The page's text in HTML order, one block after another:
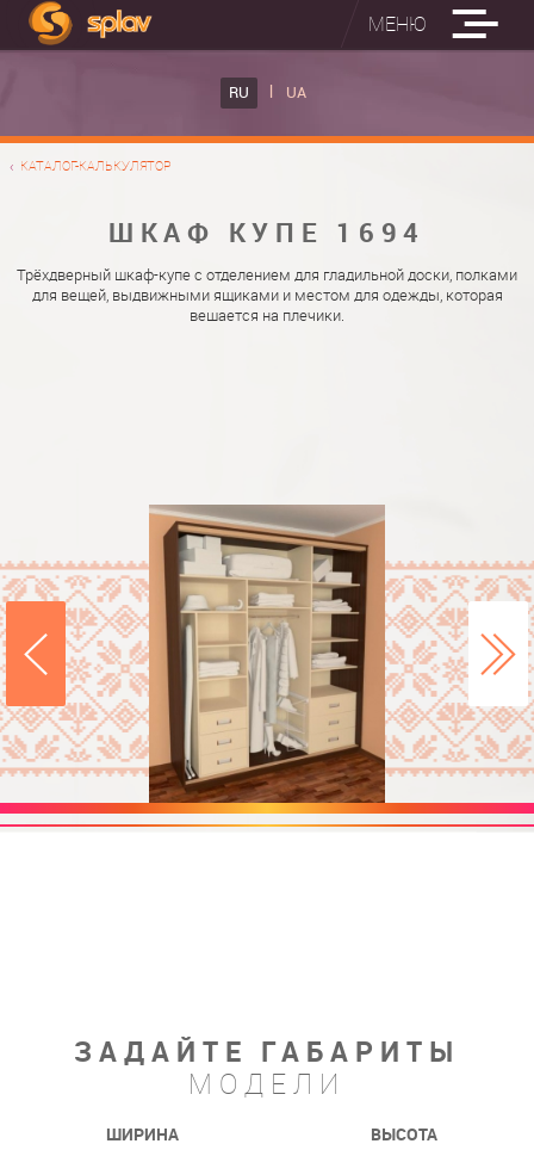
МЕНЮ
RU UA
КАТАЛОГ-КАЛЬКУЛЯТОР
ШКАФ КУПЕ 1694
Трёхдверный шкаф-купе с отделением для гладильной доски, полками
для вещей, выдвижными ящиками и местом для одежды, которая
вешается на плечики.
ЗАДАЙТЕ ГАБАРИТЫ
МОДЕЛИ
ШИРИНА
ВЫСОТА
ВСТРОЕННЫЕ ГЛАДИЛЬНЫЕ ДОСКИ
НАСТЕННАЯ ГЛАДИЛЬНАЯ ДОСКА "РУСАЛКА"
ФОТО ШКАФОВ КУПЕ
МАТЕРИАЛЫ
ФУРНИТУРА
КАТАЛОГИ ДВЕРЕЙ
О НАС